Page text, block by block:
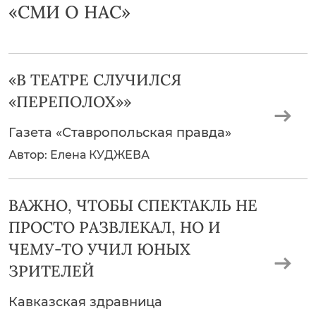
«СМИ О НАС»
«В ТЕАТРЕ СЛУЧИЛСЯ
«ПЕРЕПОЛОХ»»
Газета «Ставропольская правда»
Автор: Елена КУДЖЕВА
ВАЖНО, ЧТОБЫ СПЕКТАКЛЬ НЕ
ПРОСТО РАЗВЛЕКАЛ, НО И
ЧЕМУ-ТО УЧИЛ ЮНЫХ
ЗРИТЕЛЕЙ
Кавказская здравница